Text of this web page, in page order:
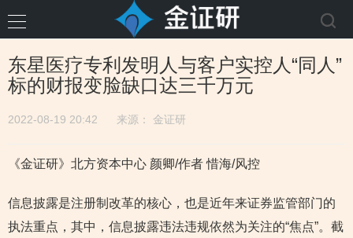
东星医疗专利发明人与客户实控人“同人”
标的财报变脸缺口达三千万元
2022-08-19 20:42 来源： 金证研
《金证研》北方资本中心 颜卿/作者 惜海/风控
信息披露是注册制改革的核心，也是近年来证券监管部门的
执法重点，其中，信息披露违法违规依然为关注的“焦点”。截